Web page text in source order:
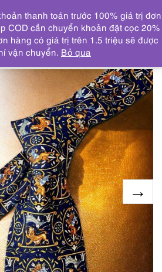
DANH MỤC
VẠT CRAVAT/CÀ VẠT
1272-
silk tie-Gần như mới
thanh toán trước 100% giá trị đơn
COD cần chuyển khoản đặt cọc 20%
hàng có giá trị trên 1.5 triệu sẽ được
vận chuyển. Bỏ qua